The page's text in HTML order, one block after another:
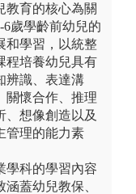
教育的核心為關
6歲學齡前幼兒的
和學習，以統整
程培養幼兒具有
辨識、表達溝
關懷合作、推理
、想像創造以及
管理的能力素
學科的學習內容
涵蓋幼兒教保、